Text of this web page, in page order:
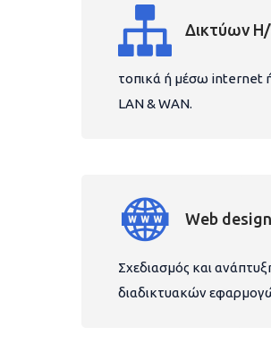
Δικτύων
τοπικά ή μέσω internet
LAN & WAN.
Web
Σχεδιασμός και
διαδικτυακών